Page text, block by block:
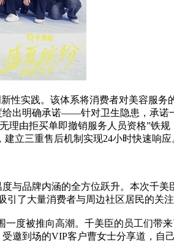
实践。该体系将消费者对美容服务
出明确承诺——针对卫生隐患，承
由拒买单即撤销服务人员资格”铁
立三重售后机制实现24小时快速响应
品牌内涵的全方位跃升。本次千美
了大量消费者与周边社区居民的关
被推向高潮。千美臣的员工们带
邀到场的VIP客户曹女士分享道，自